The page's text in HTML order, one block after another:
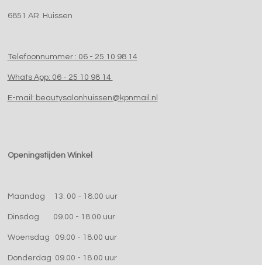
6851 AR Huissen
Telefoonnummer : 06 - 25 10 98 14
Whats App: 06 - 25 10 98 14
E-mail: beautysalonhuissen@kpnmail.nl
Openingstijden Winkel
Maandag 13. 00 - 18.00 uur
Dinsdag 09.00 - 18.00 uur
Woensdag 09.00 - 18.00 uur
Donderdag 09.00 - 18.00 uur